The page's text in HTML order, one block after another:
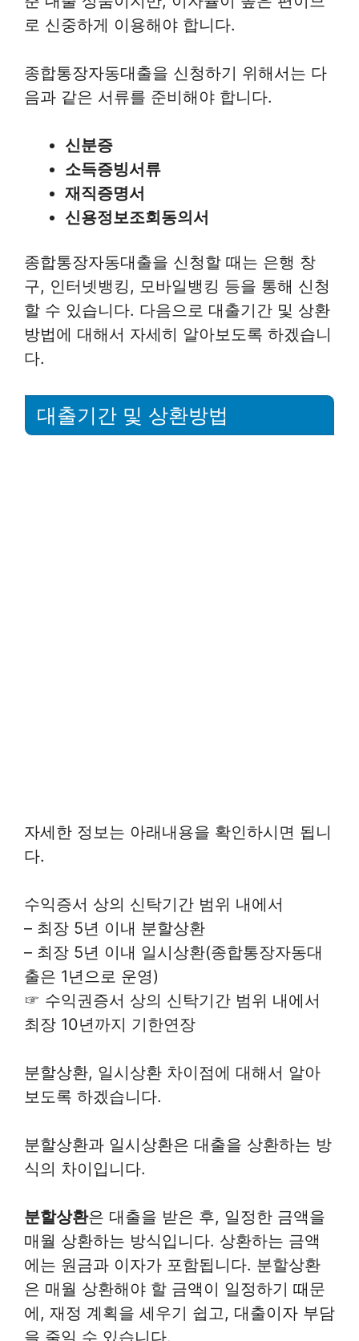
로 신중하게 이용해야 합니다.
종합통장자동대출을 신청하기 위해서는 다
음과 같은 서류를 준비해야 합니다.
신분증
소득증빙서류
재직증명서
신용정보조회동의서
종합통장자동대출을 신청할 때는 은행 창
구, 인터넷뱅킹, 모바일뱅킹 등을 통해 신청
할 수 있습니다. 다음으로 대출기간 및 상환
방법에 대해서 자세히 알아보도록 하겠습니
다.
대출기간 및 상환방법
자세한 정보는 아래내용을 확인하시면 됩니
다.
수익증서 상의 신탁기간 범위 내에서
– 최장 5년 이내 분할상환
– 최장 5년 이내 일시상환(종합통장자동대
출은 1년으로 운영)
☞ 수익권증서 상의 신탁기간 범위 내에서
최장 10년까지 기한연장
분할상환, 일시상환 차이점에 대해서 알아
보도록 하겠습니다.
분할상환과 일시상환은 대출을 상환하는 방
식의 차이입니다.
분할상환은 대출을 받은 후, 일정한 금액을
매월 상환하는 방식입니다. 상환하는 금액
에는 원금과 이자가 포함됩니다. 분할상환
은 매월 상환해야 할 금액이 일정하기 때문
에, 재정 계획을 세우기 쉽고, 대출이자 부담
을 줄일 수 있습니다.